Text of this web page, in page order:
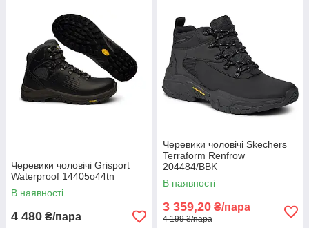
Черевики чоловічі Grisport
Waterproof 14405o44tn
В наявності
4 480 ₴/пара
Черевики чоловічі Skechers
Terraform Renfrow
204484/BBK
В наявності
3 359,20 ₴/пара
4 199 ₴/пара